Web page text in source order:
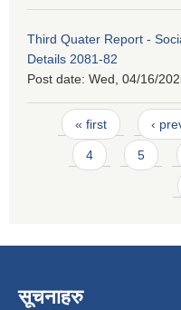
Third Quater Report -
Details 2081-82
Post date: Wed, 04/16/
Pages
« first ‹
4 5
सूचनाहरु